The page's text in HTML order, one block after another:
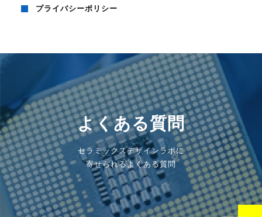
プライバシーポリシー
よくある質問
セラミックスデザインラボに
寄せられるよくある質問